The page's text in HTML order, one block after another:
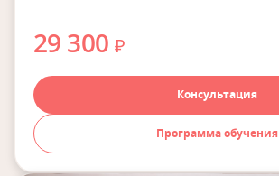
29 300₽
Консультация
Программа обучения